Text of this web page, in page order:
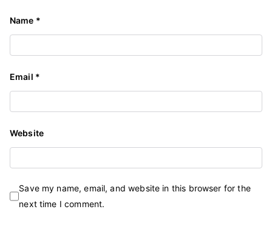
Name *
Email *
Website
Save my name, email, and website in this browser for the
next time I comment.